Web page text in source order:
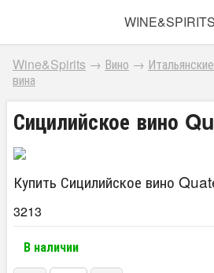
WINE&SPIRITS
Wine&Spirits → Вино →
вина
Сицилийское вино
Купить Сицилийское вино
3213
В наличии